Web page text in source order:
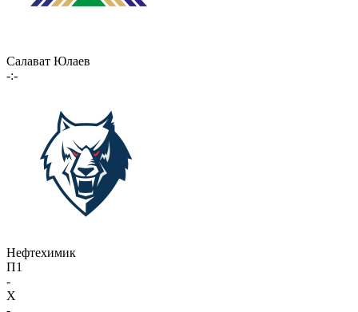
Салават Юлаев
-:-
Нефтехимик
П1
-
X